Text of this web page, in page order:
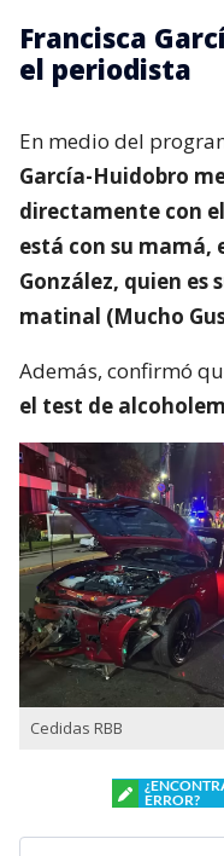
Francisca
el periodista
En medio del
García-Huidobro
directamente con
está con su mamá,
González, quien es
matinal (Mucho
Además, confirmó
el test de
Cedidas RBB
ERROR?